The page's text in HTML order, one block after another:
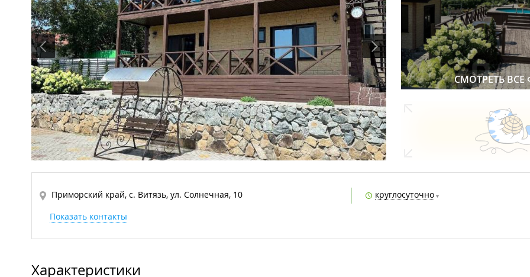
СМОТРЕТЬ ВСЕ
Приморский край, с. Витязь, ул. Солнечная, 10
круглосуточно
Показать контакты
Характеристики